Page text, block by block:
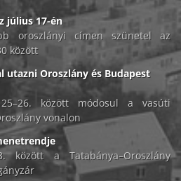
július 17-én
oroszlányi címen szünetel az
között
utazni Oroszlány és Budapest
között módosul a vasúti
vonalon
a Tatabánya–Oroszlány